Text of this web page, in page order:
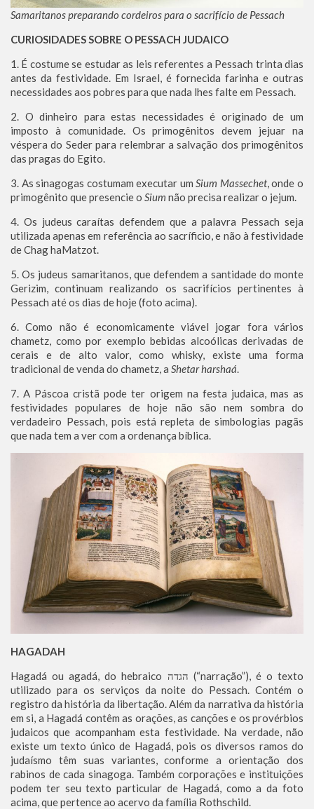
Samaritanos preparando cordeiros para o sacrifício de Pessach
CURIOSIDADES SOBRE O PESSACH JUDAICO
1. É costume se estudar as leis referentes a Pessach trinta dias
antes da festividade. Em Israel, é fornecida farinha e outras
necessidades aos pobres para que nada lhes falte em Pessach.
2. O dinheiro para estas necessidades é originado de um
imposto à comunidade. Os primogênitos devem jejuar na
véspera do Seder para relembrar a salvação dos primogênitos
das pragas do Egito.
3. As sinagogas costumam executar umSium Massechet, onde o
primogênito que presencie o Sium não precisa realizar o jejum.
4. Os judeus caraítas defendem que a palavra Pessach seja
utilizada apenas em referência ao sacríficio, e não à festividade
de Chag haMatzot.
5. Os judeus samaritanos, que defendem a santidade do monte
Gerizim, continuam realizando os sacrifícios pertinentes à
Pessach até os dias de hoje (foto acima).
6. Como não é economicamente viável jogar fora vários
chametz, como por exemplo bebidas alcoólicas derivadas de
cerais e de alto valor, como whisky, existe uma forma
tradicional de venda do chametz, a Shetar harshaá.
7. A Páscoa cristã pode ter origem na festa judaica, mas as
festividades populares de hoje não são nem sombra do
verdadeiro Pessach, pois está repleta de simbologias pagãs
que nada tem a ver com a ordenança bíblica.
HAGADAH
Hagadá ou agadá, do hebraico הגדה (“narração”), é o texto
utilizado para os serviços da noite do Pessach. Contém o
registro da história da libertação. Além da narrativa da história
em si, a Hagadá contêm as orações, as canções e os provérbios
judaicos que acompanham esta festividade. Na verdade, não
existe um texto único de Hagadá, pois os diversos ramos do
judaísmo têm suas variantes, conforme a orientação dos
rabinos de cada sinagoga. Também corporações e instituições
podem ter seu texto particular de Hagadá, como a da foto
acima, que pertence ao acervo da família Rothschild.